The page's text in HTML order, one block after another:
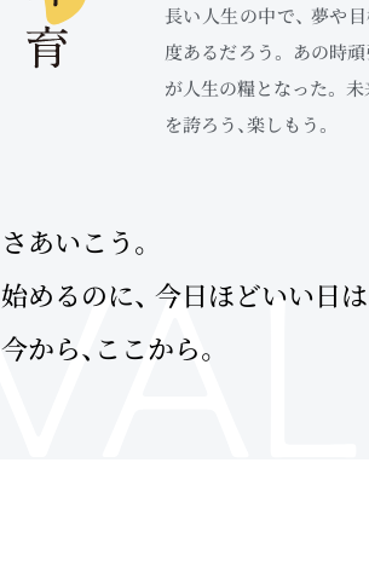
長い人生の中で、 夢や
度あるだろう。 あの時
が人生の糧となった。
を誇ろう、楽しもう。
さあいこう。
始めるのに、 今日ほどいい日は
今から、ここから。